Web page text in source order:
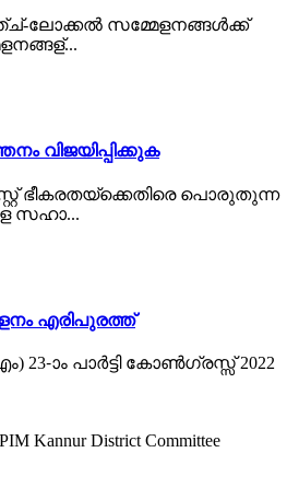
ലോക്കല്‍ സമ്മേളനങ്ങള്‍ക്ക്
വിജയിപ്പിക്കുക
ഭീകരതയ്ക്കെതിരെ പൊരുതുന്ന
സഹാ...
എരിപുരത്ത്‌
ാം പാര്‍ട്ടി കോണ്‍ഗ്രസ്സ് 2022
Kannur District Committee